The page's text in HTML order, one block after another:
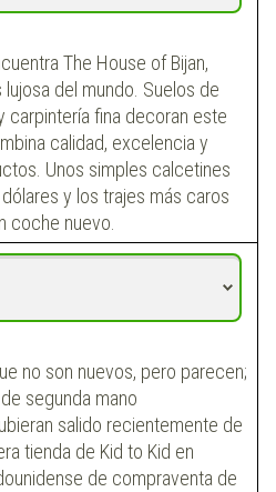
The House of Bijan,
del mundo. Suelos de
carpintería fina decoran este
calidad, excelencia y
Unos simples calcetines
y los trajes más caros
coche nuevo.
no son nuevos, pero parecen;
segunda mano
salido recientemente de
tienda de Kid to Kid en
de compraventa de